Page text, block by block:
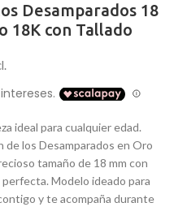
Desamparados 18
18K con Tallado
ideal para cualquier edad.
de los Desamparados en Oro
tamaño de 18 mm con
Modelo ideado para
y te acompaña durante